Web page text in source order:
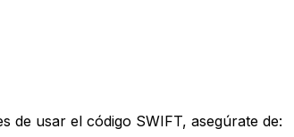
de usar el código SWIFT, asegúrate de: